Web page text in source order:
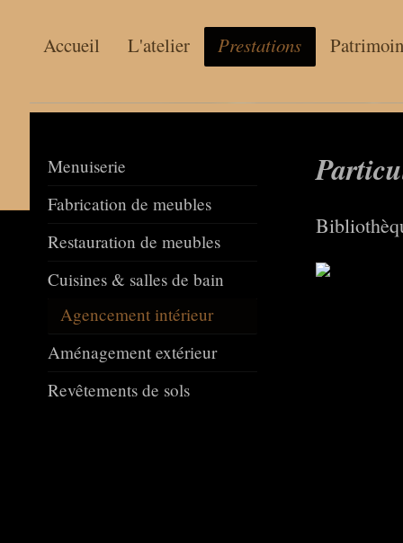
Accueil L'atelier Prestations
Menuiserie
Fabrication de meubles
Restauration de meubles
Cuisines & salles de bain
Agencement intérieur
Aménagement extérieur
Revêtements de sols